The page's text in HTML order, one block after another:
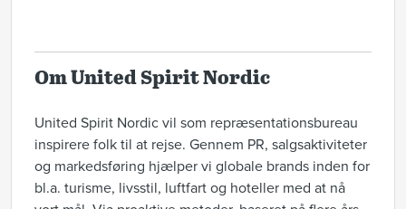
Om United Spirit Nordic
United Spirit Nordic vil som repræsentationsbureau
inspirere folk til at rejse. Gennem PR, salgsaktiviteter
og markedsføring hjælper vi globale brands inden for
bl.a. turisme, livsstil, luftfart og hoteller med at nå